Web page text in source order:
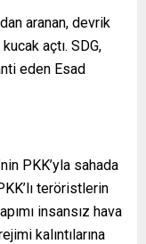
aranan, devrik
açtı. SDG,
eden Esad
PKK’yla sahada
teröristlerin
insansız hava
kalıntılarına